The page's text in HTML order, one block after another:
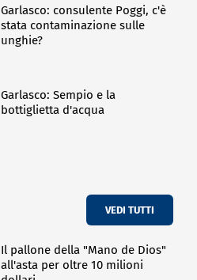
Garlasco: consulente Poggi, c'è
stata contaminazione sulle
unghie?
Garlasco: Sempio e la
bottiglietta d'acqua
VEDI TUTTI
Il pallone della "Mano de Dios"
all'asta per oltre 10 milioni